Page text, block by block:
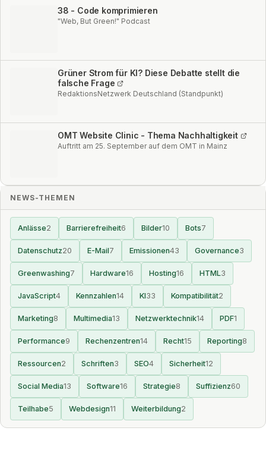
38 - Code komprimieren
"Web, But Green!" Podcast
Grüner Strom für KI? Diese Debatte stellt die
falsche Frage
RedaktionsNetzwerk Deutschland (Standpunkt)
OMT Website Clinic - Thema Nachhaltigkeit
Auftritt am 25. September auf dem OMT in Mainz
NEWS-THEMEN
Anlässe2 Barrierefreiheit6 Bilder10 Bots7
Datenschutz20 E-Mail7 Emissionen43 Governance3
Greenwashing7 Hardware16 Hosting16 HTML3
JavaScript4 Kennzahlen14 KI33 Kompatibilität2
Marketing8 Multimedia13 Netzwerktechnik14 PDF1
Performance9 Rechenzentren14 Recht15 Reporting8
Ressourcen2 Schriften3 SEO4 Sicherheit12
Social Media13 Software16 Strategie8 Suffizienz60
Teilhabe5 Webdesign11 Weiterbildung2